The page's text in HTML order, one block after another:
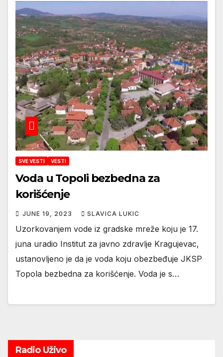
SVE VESTI VESTI
Voda u Topoli bezbedna za
korišćenje
JUNE 19, 2023 SLAVICA LUKIC
Uzorkovanjem vode iz gradske mreže koju je 17.
juna uradio Institut za javno zdravlje Kragujevac,
ustanovljeno je da je voda koju obezbeđuje JKSP
Topola bezbedna za korišćenje. Voda je s…
Radio Uživo